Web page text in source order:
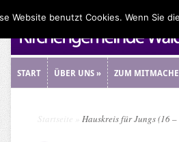
START ÜBER UNS» ZUM
Startseite Hauskreis für Jungs (16
Website benutzt Cookies. Wenn Sie